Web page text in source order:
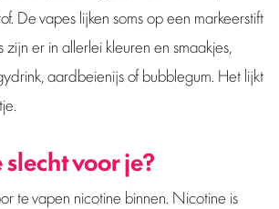
De vapes lijken soms op een markeerstift
zijn er in allerlei kleuren en smaakjes,
aardbeienijs of bubblegum. Het lijkt
voor je?
te vapen nicotine binnen. Nicotine is